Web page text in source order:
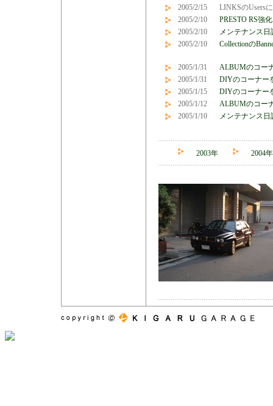
2005/2/15
LINKSの
2005/2/10
PRESTO RS強
2005/2/10
メンテナンス
2005/2/10
Collectionの
2005/1/31
ALBUMのコー
2005/1/31
DIYのコーナー
2005/1/15
DIYのコーナー
2005/1/12
ALBUMのコー
2005/1/10
メンテナンス
2003年 2004年